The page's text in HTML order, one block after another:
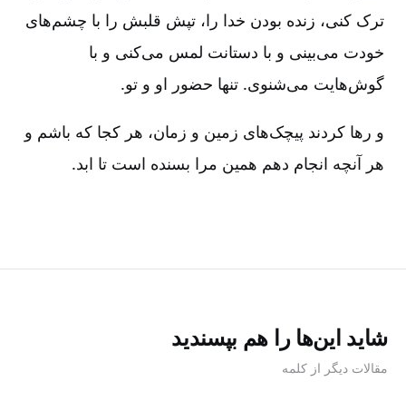
ترک کنی، زنده بودن خدا را، تپش قلبش را با چشم‌های
خودت می‌بینی و با دستانت لمس می‌کنی و با
گوش‌هایت می‌شنوی. تنها حضور او و تو.
و رها کردند پیچک‌های زمین و زمان، هر کجا که باشم و
هر آنچه انجام دهم همین مرا بسنده است تا ابد.
شاید این‌ها را هم بپسندید
مقالات دیگر از کلمه